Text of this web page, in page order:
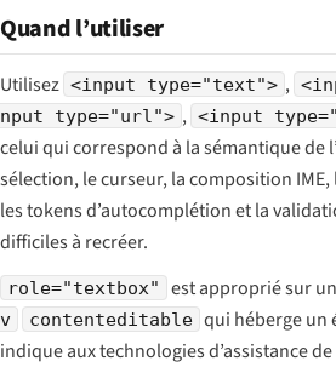
Quand l’utiliser
Utilisez <input type="text"> ,
nput type="url"> , <input
celui qui correspond à la sémantique de
sélection, le curseur, la composition
les tokens d’autocomplétion et la
difficiles à recréer.
role="textbox" est approprié sur
v contenteditable qui héberge un
indique aux technologies d’assistance